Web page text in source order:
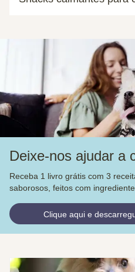
Deixe-nos ajudar a
Receba 1 livro grátis com 3
saborosos, feitos com
Clique aqui e